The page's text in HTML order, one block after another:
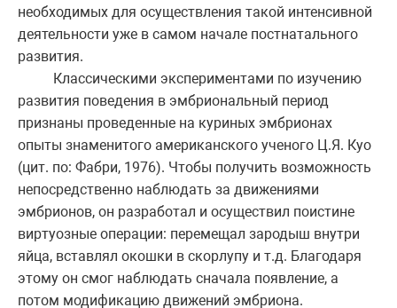
необходимых для осуществления такой интенсивной
деятельности уже в самом начале постнатального
развития.
Классическими экспериментами по изучению
развития поведения в эмбриональный период
признаны проведенные на куриных эмбрионах
опыты знаменитого американского ученого Ц.Я. Куо
(цит. по: Фабри, 1976). Чтобы получить возможность
непосредственно наблюдать за движениями
эмбрионов, он разработал и осуществил поистине
виртуозные операции: перемещал зародыш внутри
яйца, вставлял окошки в скорлупу и т.д. Благодаря
этому он смог наблюдать сначала появление, а
потом модификацию движений эмбриона.